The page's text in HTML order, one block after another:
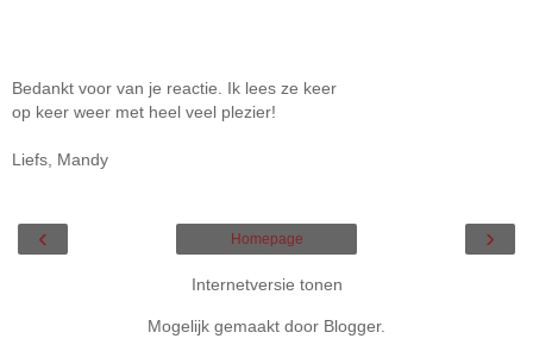
Bedankt voor van je reactie. Ik lees ze keer
op keer weer met heel veel plezier!
Liefs, Mandy
‹ ›
Homepage
Internetversie tonen
Mogelijk gemaakt door Blogger.